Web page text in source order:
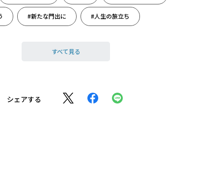
#新たな門出に #人生の旅立ち
すべて見る
シェアする